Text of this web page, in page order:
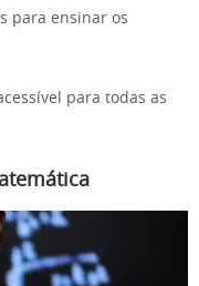
para ensinar os
para todas as